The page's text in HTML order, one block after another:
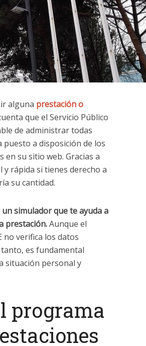
alguna prestación o
que el Servicio Público
de administrar todas
puesto a disposición de los
su sitio web. Gracias a
rápida si tienes derecho a
su cantidad.
un simulador que te ayuda a
prestación.Aunque el
no verifica los datos
es fundamental
situación personal y
programa